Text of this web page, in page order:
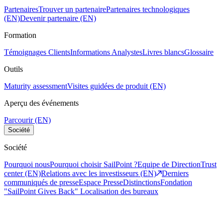
PartenairesTrouver un partenairePartenaires technologiques
(EN)Devenir partenaire (EN)
Formation
Témoignages ClientsInformations AnalystesLivres blancsGlossaire
Outils
Maturity assessmentVisites guidées de produit (EN)
Aperçu des événements
Parcourir (EN)
Société
Société
Pourquoi nousPourquoi choisir SailPoint ?Equipe de DirectionTrust
center (EN)Relations avec les investisseurs (EN)
Derniers
communiqués de presseEspace PresseDistinctionsFondation
"SailPoint Gives Back" Localisation des bureaux